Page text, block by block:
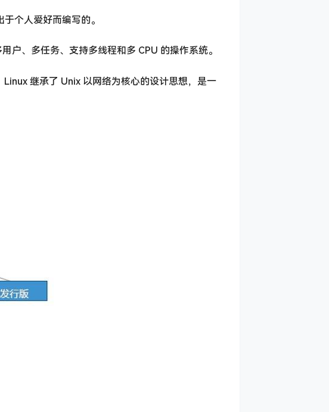
个人爱好而编写的。
户、多任务、支持多线程和多 CPU 的操作系统。
继承了 Unix 以网络为核心的设计思想，是一